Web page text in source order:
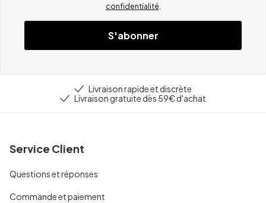
confidentialité.
S'abonner
Livraison rapide et discrète
Livraison gratuite dès 59€ d'achat
Service Client
Questions et réponses
Commande et paiement